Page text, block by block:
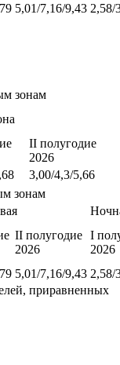
5,01/7,16/9,43 2,58/
зонам
II полугодие
2026
3,00/4,3/5,66
зонам
II полугодие
2026
I
2026
5,01/7,16/9,43 2,58/
приравненных